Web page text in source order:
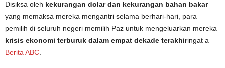
Disiksa oleh kekurangan dolar dan kekurangan bahan bakar
yang memaksa mereka mengantri selama berhari-hari, para
pemilih di seluruh negeri memilih Paz untuk mengeluarkan mereka
krisis ekonomi terburuk dalam empat dekade terakhiringat a
Berita ABC